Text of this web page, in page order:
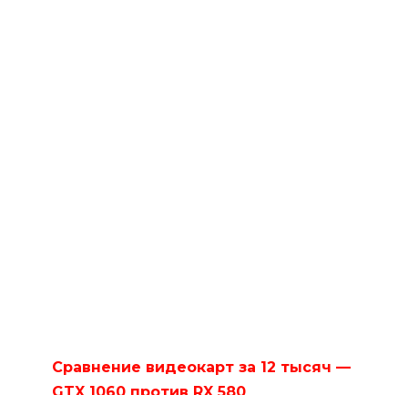
Сравнение видеокарт за 12 тысяч —
GTX 1060 против RX 580